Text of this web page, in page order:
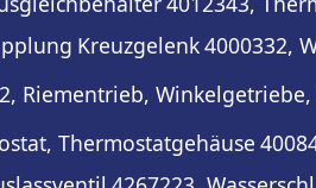
Kreuzgelenk4000332,
Riementrieb,
Thermostatgehäuse